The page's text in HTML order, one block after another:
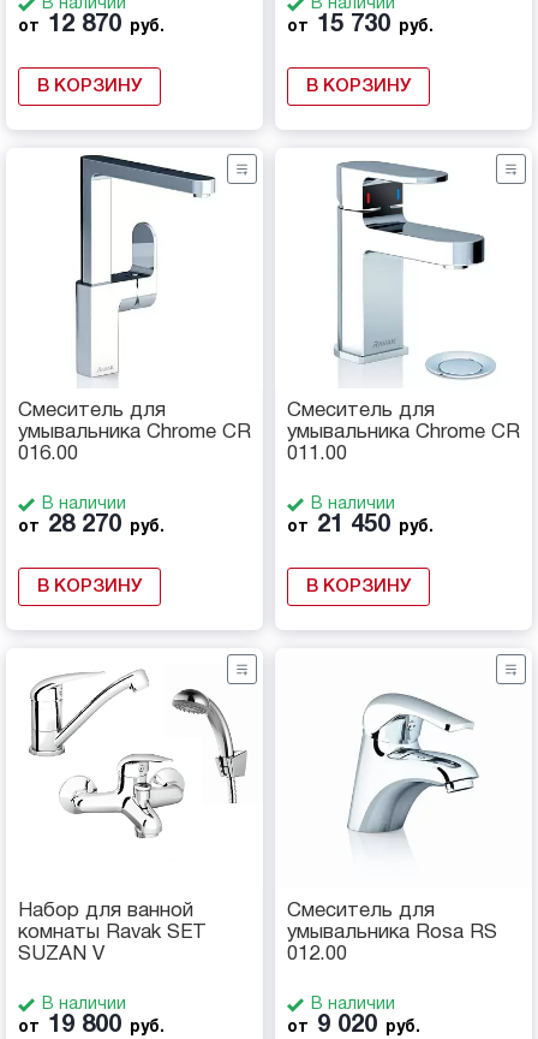
В наличии
от
12 870 руб.
В КОРЗИНУ
В наличии
от
15 730 руб.
В КОРЗИНУ
Смеситель для
умывальника Chrome CR
016.00
В наличии
от
28 270 руб.
В КОРЗИНУ
Смеситель для
умывальника Chrome CR
011.00
В наличии
от
21 450 руб.
В КОРЗИНУ
Набор для ванной
комнаты Ravak SET
SUZAN V
В наличии
от
19 800 руб.
Смеситель для
умывальника Rosa RS
012.00
В наличии
от
9 020 руб.